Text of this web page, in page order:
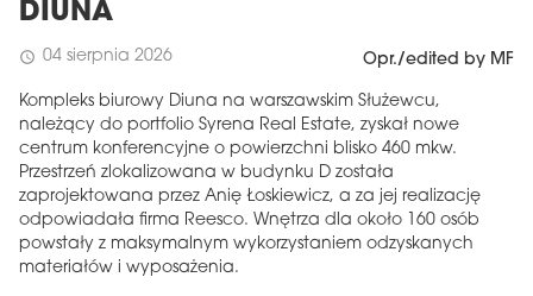
DIUNA
schedule 04 sierpnia 2026 Opr./edited by MF
Kompleks biurowy Diuna na warszawskim Służewcu,
należący do portfolio Syrena Real Estate, zyskał nowe
centrum konferencyjne o powierzchni blisko 460 mkw.
Przestrzeń zlokalizowana w budynku D została
zaprojektowana przez Anię Łoskiewicz, a za jej realizację
odpowiadała firma Reesco. Wnętrza dla około 160 osób
powstały z maksymalnym wykorzystaniem odzyskanych
materiałów i wyposażenia.